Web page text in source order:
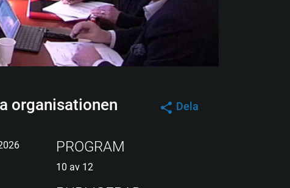
Dela
organisationen
PROGRAM
10 av 12